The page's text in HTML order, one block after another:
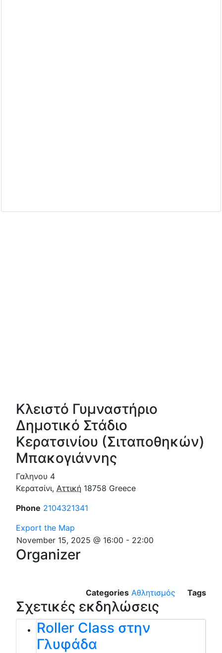
Κλειστό Γυμναστήριο
Δημοτικό Στάδιο
Κερατσινίου (Σιταποθηκών)
Μπακογιάννης
Γαληνου 4
Κερατσίνι, Αττική 18758 Greece
Phone 2104321341
Export the Map
November 15, 2025 @ 16:00 - 22:00
Organizer
Categories Αθλητισμός Tags
Σχετικές εκδηλώσεις
Roller Class στην
Γλυφάδα